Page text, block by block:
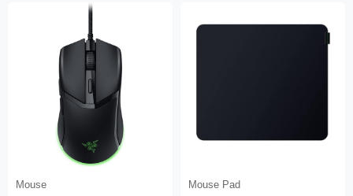
Mouse Mouse Pad